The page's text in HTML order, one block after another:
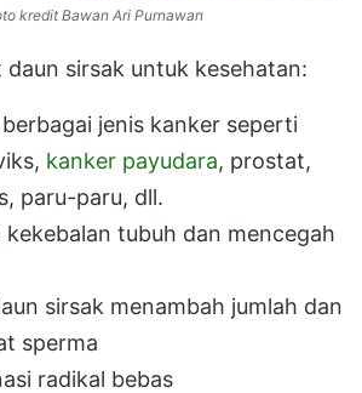
kredit Bawan Ari Purnawan
sirsak untuk kesehatan:
jenis kanker seperti
kanker payudara, prostat,
paru-paru, dll.
kekebalan tubuh dan mencegah
sirsak menambah jumlah dan
sperma
radikal bebas